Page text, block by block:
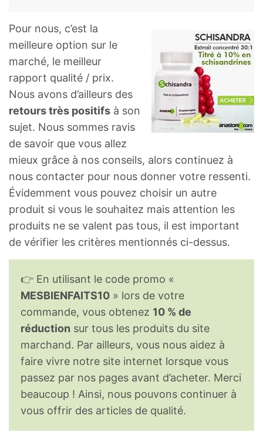
Pour nous, c’est la
meilleure option sur le
marché, le meilleur
rapport qualité / prix.
Nous avons d’ailleurs des
retours très positifs à son
sujet. Nous sommes ravis
de savoir que vous allez
mieux grâce à nos conseils, alors continuez à
nous contacter pour nous donner votre ressenti.
Évidemment vous pouvez choisir un autre
produit si vous le souhaitez mais attention les
produits ne se valent pas tous, il est important
de vérifier les critères mentionnés ci-dessus.
👉 En utilisant le code promo «
MESBIENFAITS10 » lors de votre
commande, vous obtenez 10 % de
réduction sur tous les produits du site
marchand. Par ailleurs, vous nous aidez à
faire vivre notre site internet lorsque vous
passez par nos pages avant d’acheter. Merci
beaucoup ! Ainsi, nous pouvons continuer à
vous offrir des articles de qualité.